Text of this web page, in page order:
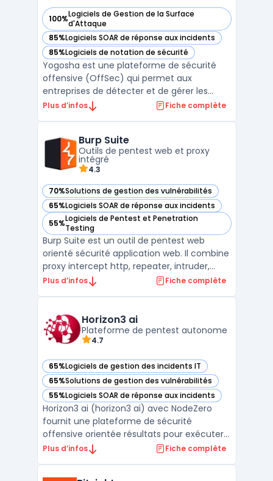
100%Logiciels de Gestion de la Surface
d'Attaque
— voir Yogosha dans cette catégorie
85%Logiciels SOAR de réponse aux incidents
— voir Yogosha dans cette catégorie
85%Logiciels de notation de sécurité
— voir Yogosha dans cette catégorie
Yogosha est une plateforme de sécurité
offensive (OffSec) qui permet aux
entreprises de détecter et de gérer les
vulnérabilités informatiques avant qu'elles
peuvent bénéficier de l'expertise d'une
communauté d'élite de hack ...
Plus d’infos Fiche complète
Burp Suite
Outils de pentest web et proxy
intégré
4.3
70%Solutions de gestion des vulnérabilités
— voir Burp Suite dans cette catégorie
65%Logiciels SOAR de réponse aux incidents
— voir Burp Suite dans cette catégorie
55%Logiciels de Pentest et Penetration
Testing
— voir Burp Suite dans cette catégorie
Burp Suite est un outil de pentest web
orienté sécurité application web. Il combine
proxy intercept http, repeater, intruder,
comparer, sequencer et un scanner
scanner xss et injections SQL) tout en
conservant une appr ...
Plus d’infos Fiche complète
Horizon3 ai
Plateforme de pentest autonome
4.7
65%Logiciels de gestion des incidents IT
— voir Horizon3 ai dans cette catégorie
65%Solutions de gestion des vulnérabilités
— voir Horizon3 ai dans cette catégorie
55%Logiciels SOAR de réponse aux incidents
— voir Horizon3 ai dans cette catégorie
Horizon3 ai (horizon3 ai) avec NodeZero
fournit une plateforme de sécurité
offensive orientée résultats pour exécuter
des pentest en continu et du red teaming
Plus d’infos Fiche complète